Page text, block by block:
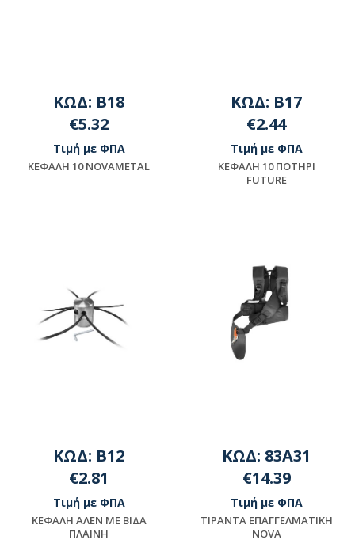
ΚΩΔ: B18
€5.32
Τιμή με ΦΠΑ
KEΦAΛH 10 NOVAMETAL
ΚΩΔ: B17
€2.44
Τιμή με ΦΠΑ
KEΦAΛH 10 ΠOTHPI
FUTURE
ΚΩΔ: B12
€2.81
Τιμή με ΦΠΑ
KEΦAΛH AΛEN ME BIΔA
ΠΛAINH
ΚΩΔ: 83A31
€14.39
Τιμή με ΦΠΑ
ΤΙΡΑΝΤΑ EΠAΓΓEΛMATIKΗ
ΝΟVA